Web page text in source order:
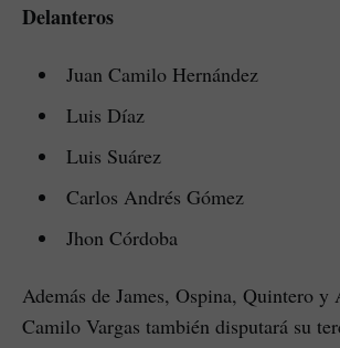
Delanteros
Juan Camilo Hernández
Luis Díaz
Luis Suárez
Carlos Andrés Gómez
Jhon Córdoba
Además de James, Ospina, Quintero y
Camilo Vargas también disputará su